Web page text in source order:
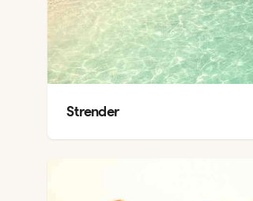
Strender